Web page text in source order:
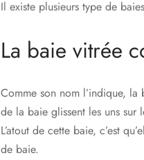
Il existe plusieurs type de
La baie vitrée
Comme son nom l’indique, la
de la baie glissent les uns sur
L’atout de cette baie, c’est
de baie.